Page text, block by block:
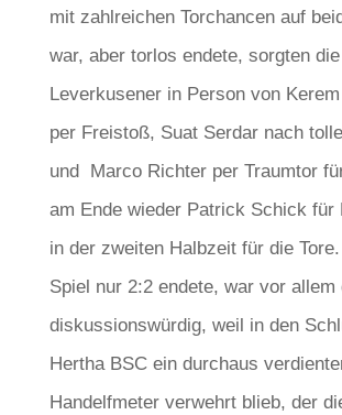
mit zahlreichen Torchancen auf
war, aber torlos endete, sorgten die
Leverkusener in Person von
per Freistoß, Suat Serdar nach
und Marco Richter per Traumtor
am Ende wieder Patrick Schick für
in der zweiten Halbzeit für die
Spiel nur 2:2 endete, war vor allem
diskussionswürdig, weil in den
Hertha BSC ein durchaus
Handelfmeter verwehrt blieb, der